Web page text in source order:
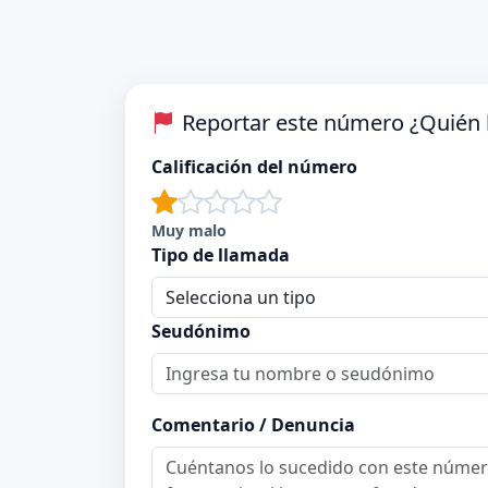
Reportar este número ¿Quién
Calificación del número
Muy malo
Tipo de llamada
Seudónimo
Comentario / Denuncia